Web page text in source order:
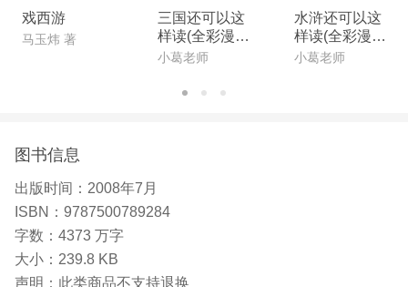
戏西游
马玉炜 著
三国还可以这
样读(全彩漫画
版)
小葛老师
水浒还可以这
样读(全彩漫画
版)
小葛老师
图书信息
出版时间： 2008年7月
ISBN： 9787500789284
字数： 4373 万字
大小： 239.8 KB
声明： 此类商品不支持退换